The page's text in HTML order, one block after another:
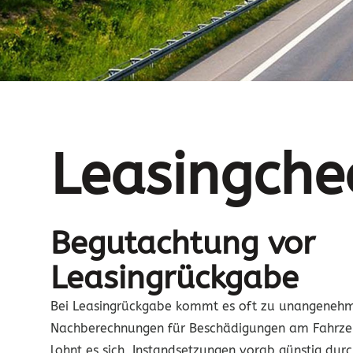
Begutachtung vor
Leasingrückgabe
Bei Leasingrückgabe kommt es oft zu
Nachberechnungen für Beschädigungen am